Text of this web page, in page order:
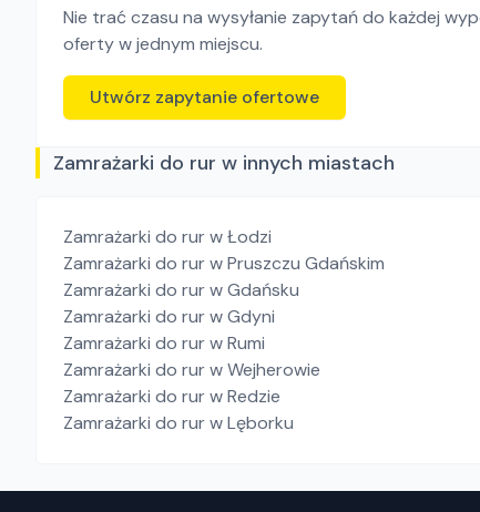
Nie trać czasu na wysyłanie zapytań do każdej
oferty w jednym miejscu.
Utwórz zapytanie ofertowe
Zamrażarki do rur w innych miastach
Zamrażarki do rurw Łodzi
Zamrażarki do rurw Pruszczu Gdańskim
Zamrażarki do rurw Gdańsku
Zamrażarki do rurw Gdyni
Zamrażarki do rurw Rumi
Zamrażarki do rurw Wejherowie
Zamrażarki do rurw Redzie
Zamrażarki do rurw Lęborku